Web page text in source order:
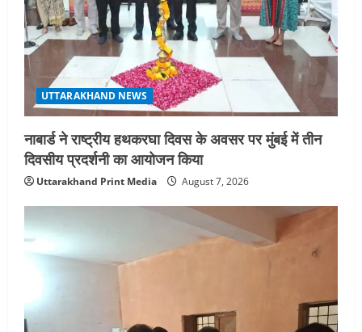
UTTARAKHAND NEWS
नाबार्ड ने राष्ट्रीय हथकरघा दिवस के अवसर पर मुंबई में तीन
दिवसीय प्रदर्शनी का आयोजन किया
Uttarakhand Print Media August 7, 2026